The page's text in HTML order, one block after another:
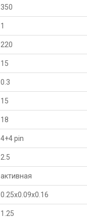
350
1
220
15
0.3
15
18
4+4 pin
2.5
активная
0.25x0.09x0.16
1.25